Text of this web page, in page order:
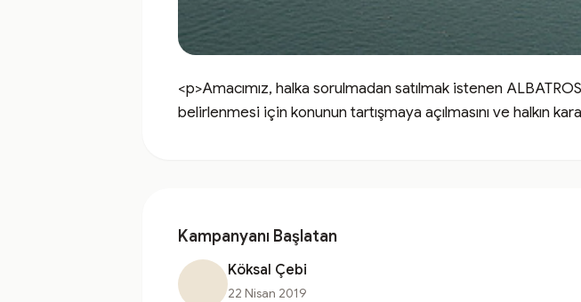
<p>Amacımız, halka sorulmadan satılmak istenen
belirlenmesi için konunun tartışmaya açılmasını ve halkın
Kampanyanı Başlatan
Köksal Çebi
22 Nisan 2019